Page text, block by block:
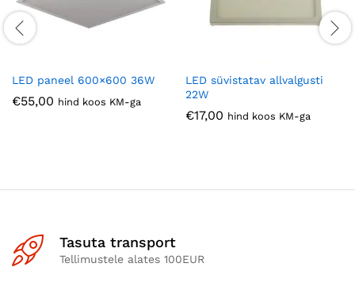
LED paneel 600×600 36W
€55,00 hind koos KM-ga
LED süvistatav allvalgusti
22W
€17,00 hind koos KM-ga
Tasuta transport
Tellimustele alates 100EUR